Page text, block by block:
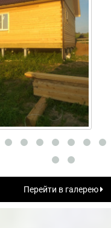
Перейти в галерею